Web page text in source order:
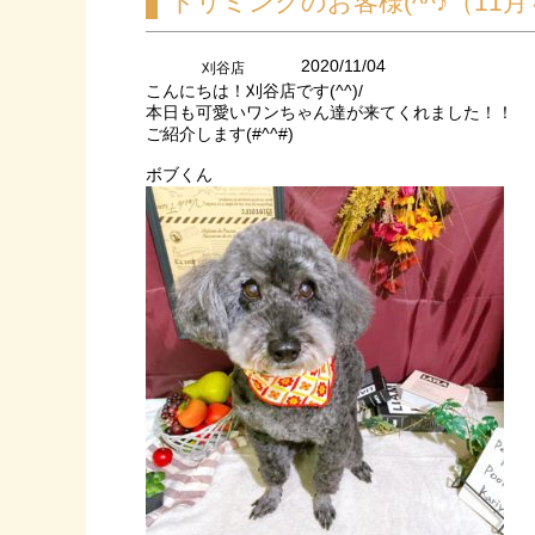
刈谷店 2020/11/04
こんにちは！刈谷店です(^^)/
本日も可愛いワンちゃん達が来てくれました！！
ご紹介します(#^^#)
ボブくん